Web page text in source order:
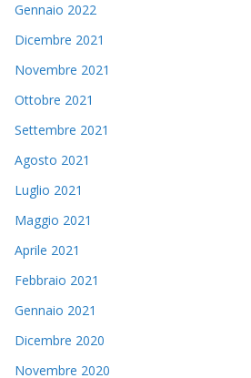
Gennaio 2022
Dicembre 2021
Novembre 2021
Ottobre 2021
Settembre 2021
Agosto 2021
Luglio 2021
Maggio 2021
Aprile 2021
Febbraio 2021
Gennaio 2021
Dicembre 2020
Novembre 2020